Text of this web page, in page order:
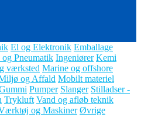
El og Elektronik Emballage
Pneumatik Ingeniører Kemi
værksted Marine og offshore
og Affald Mobilt materiel
Pumper Slanger Stilladser -
Trykluft Vand og afløb teknik
og Maskiner Øvrige